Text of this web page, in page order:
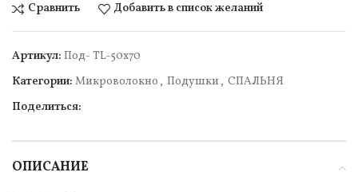
Сравнить Добавить в список желаний
Артикул: Под- TL-50х70
Категории: Микроволокно , Подушки , СПАЛЬНЯ
Поделиться:
ОПИСАНИЕ